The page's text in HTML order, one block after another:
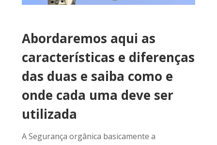
Abordaremos aqui as
características e diferenças
das duas e saiba como e
onde cada uma deve ser
utilizada
A Segurança orgânica basicamente a